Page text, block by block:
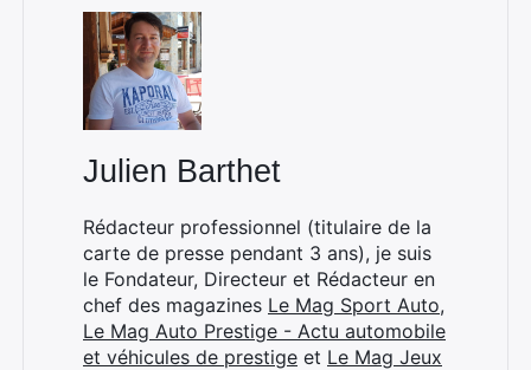
Julien Barthet
Rédacteur professionnel (titulaire de la
carte de presse pendant 3 ans), je suis
le Fondateur, Directeur et Rédacteur en
chef des magazines Le Mag Sport Auto,
Le Mag Auto Prestige - Actu automobile
et véhicules de prestige et Le Mag Jeux
Rechercher